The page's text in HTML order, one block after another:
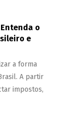
Entenda o
e
a forma
A partir
impostos,